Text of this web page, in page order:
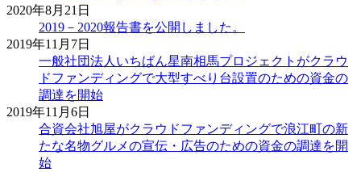
2020年8月21日
2019－2020報告書を公開しました。
2019年11月7日
一般社団法人いちばん星南相馬プロジェクトがクラウ
ドファンディングで大型すべり台設置のための資金の
調達を開始
2019年11月6日
合資会社旭屋がクラウドファンディングで浪江町の新
たな名物グルメの宣伝・広告のための資金の調達を開
始